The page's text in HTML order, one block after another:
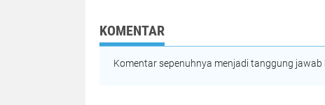
KOMENTAR
Komentar sepenuhnya menjadi tanggung